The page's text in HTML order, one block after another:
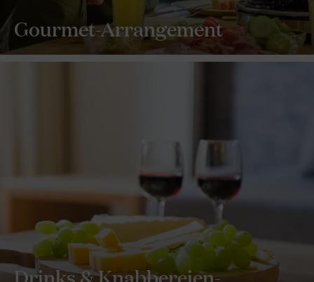
Gourmet-Arrangement
Drinks & Knabbereien-